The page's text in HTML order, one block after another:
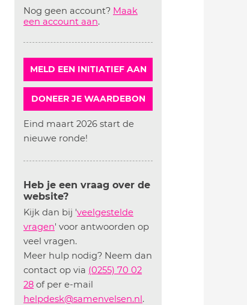
Nog geen account? Maak
een account aan.
MELD EEN INITIATIEF AAN
DONEER JE WAARDEBON
Eind maart 2026 start de
nieuwe ronde!
Heb je een vraag over de
website?
Kijk dan bij 'veelgestelde
vragen' voor antwoorden op
veel vragen.
Meer hulp nodig? Neem dan
contact op via (0255) 70 02
28 of per e-mail
helpdesk@samenvelsen.nl.